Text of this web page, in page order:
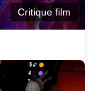
Critique film